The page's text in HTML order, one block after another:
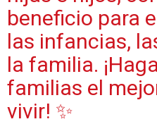
beneficio para
las infancias,
la familia.
familias el
vivir! ✨